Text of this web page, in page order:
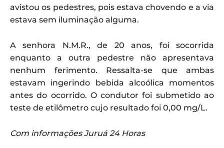
avistou os pedestres, pois estava chovendo e a via
estava sem iluminação alguma.
A senhora N.M.R., de 20 anos, foi socorrida
enquanto a outra pedestre não apresentava
nenhum ferimento. Ressalta-se que ambas
estavam ingerindo bebida alcoólica momentos
antes do ocorrido. O condutor foi submetido ao
teste de etilômetro cujo resultado foi 0,00 mg/L.
Com informações Juruá 24 Horas